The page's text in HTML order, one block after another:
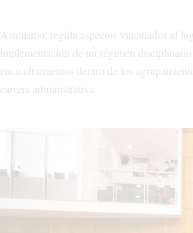
Asimismo, regula aspectos vinculados al
implementación de un régimen
encuadramientos dentro de los
carrera administrativa.